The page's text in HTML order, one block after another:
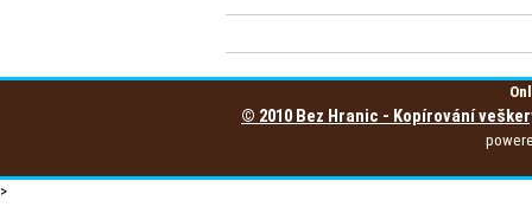
© 2010 Bez Hranic - Kopírování
>